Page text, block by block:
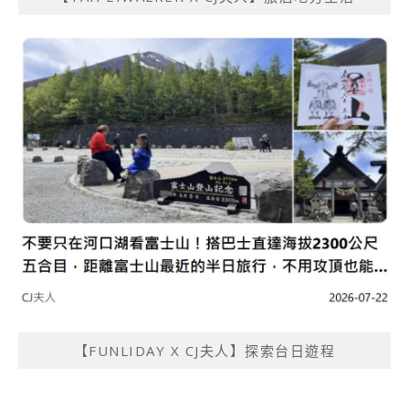
【FUNLIDAY X CJ夫人】探索台日遊程